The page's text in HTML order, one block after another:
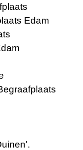
Edam